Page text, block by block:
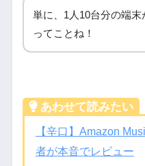
単に、1人10台分の端末
ってことね！
あわせて読みたい
【辛口】Amazon
者が本音でレビュー